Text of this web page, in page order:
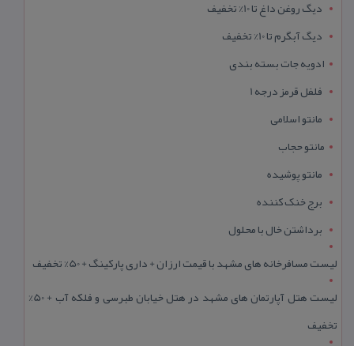
دیگ روغن داغ تا 10% تخفیف
دیگ آبگرم تا 10% تخفیف
ادویه جات بسته بندی
فلفل قرمز درجه 1
مانتو اسلامی
مانتو حجاب
مانتو پوشیده
برج خنک کننده
برداشتن خال با محلول
لیست مسافرخانه های مشهد با قیمت ارزان + داری پارکینگ + 50% تخفیف
لیست هتل آپارتمان های مشهد در هتل خیابان طبرسی و فلکه آب + 50%
تخفیف